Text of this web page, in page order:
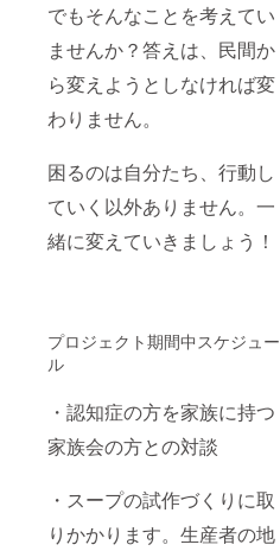
でもそんなことを考えてい
ませんか？答えは、民間か
ら変えようとしなければ変
わりません。
困るのは自分たち、行動し
ていく以外ありません。一
緒に変えていきましょう！
プロジェクト期間中スケジュー
ル
・認知症の方を家族に持つ
家族会の方との対談
・スープの試作づくりに取
りかかります。生産者の地